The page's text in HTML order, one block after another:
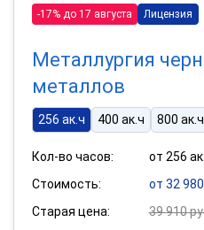
-17% до 17 августа Лицензия
Металлургия
металлов
256 ак.ч 400 ак.ч 800 ак.ч
Кол-во часов:
от 256
Стоимость:
от 32 980
Старая цена:
39 910